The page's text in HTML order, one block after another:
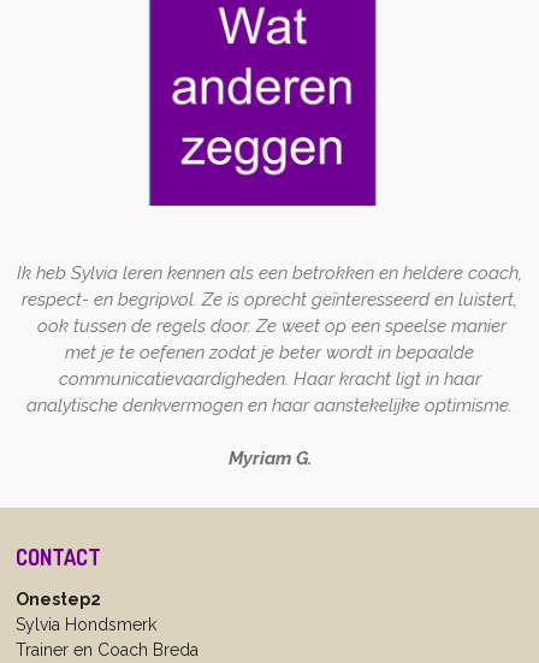
Ik heb Sylvia leren kennen als een betrokken en heldere coach,
respect- en begripvol. Ze is oprecht geïnteresseerd en luistert,
ook tussen de regels door. Ze weet op een speelse manier
met je te oefenen zodat je beter wordt in bepaalde
communicatievaardigheden. Haar kracht ligt in haar
analytische denkvermogen en haar aanstekelijke optimisme.
Myriam G.
CONTACT
Onestep2
Sylvia Hondsmerk
Trainer en Coach Breda